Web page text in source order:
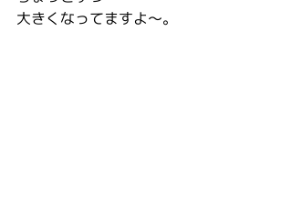
大きくなってますよ～。